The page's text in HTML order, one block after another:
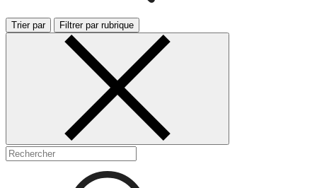
Trier par Filtrer par rubrique